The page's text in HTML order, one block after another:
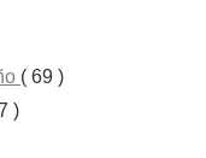
( 69 )
)